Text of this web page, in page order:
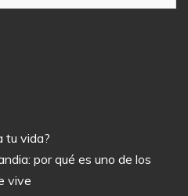
tu vida?
por qué es uno de los
vive